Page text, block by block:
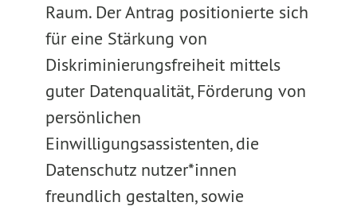
Raum. Der Antrag positionierte sich
für eine Stärkung von
Diskriminierungsfreiheit mittels
guter Datenqualität, Förderung von
persönlichen
Einwilligungsassistenten, die
Datenschutz nutzer*innen
freundlich gestalten, sowie